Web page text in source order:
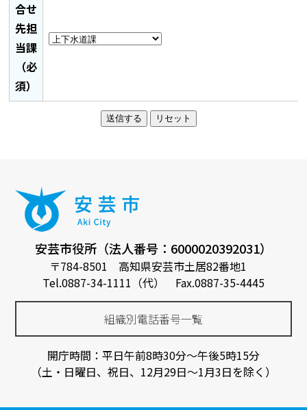
合せ
先担
当課
（必
須）
安芸市役所（法人番号：6000020392031）
〒784-8501 高知県安芸市土居82番地1
Tel.0887-34-1111（代） Fax.0887-35-4445
組織別電話番号一覧
開庁時間：平日午前8時30分～午後5時15分
（土・日曜日、祝日、12月29日～1月3日を除く）